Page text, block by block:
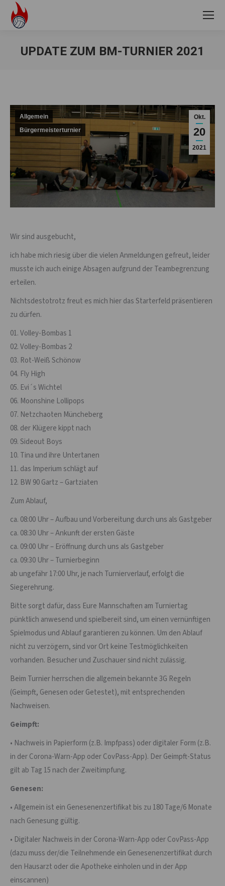
UPDATE ZUM BM-TURNIER 2021
Okt.
20
2021
Allgemein
Bürgermeisterturnier
Wir sind ausgebucht,
ich habe mich riesig über die vielen Anmeldungen gefreut, leider
musste ich auch einige Absagen aufgrund der Teambegrenzung
erteilen.
Nichtsdestotrotz freut es mich hier das Starterfeld präsentieren
zu dürfen.
01. Volley-Bombas 1
02. Volley-Bombas 2
03. Rot-Weiß Schönow
04. Fly High
05. Evi´s Wichtel
06. Moonshine Lollipops
07. Netzchaoten Müncheberg
08. der Klügere kippt nach
09. Sideout Boys
10. Tina und ihre Untertanen
11. das Imperium schlägt auf
12. BW 90 Gartz – Gartziaten
Zum Ablauf,
ca. 08:00 Uhr – Aufbau und Vorbereitung durch uns als Gastgeber
ca. 08:30 Uhr – Ankunft der ersten Gäste
ca. 09:00 Uhr – Eröffnung durch uns als Gastgeber
ca. 09:30 Uhr – Turnierbeginn
ab ungefähr 17:00 Uhr, je nach Turnierverlauf, erfolgt die
Siegerehrung.
Bitte sorgt dafür, dass Eure Mannschaften am Turniertag
pünktlich anwesend und spielbereit sind, um einen vernünftigen
Spielmodus und Ablauf garantieren zu können. Um den Ablauf
nicht zu verzögern, sind vor Ort keine Testmöglichkeiten
vorhanden. Besucher und Zuschauer sind nicht zulässig.
Beim Turnier herrschen die allgemein bekannte 3G Regeln
(Geimpft, Genesen oder Getestet), mit entsprechenden
Nachweisen.
Geimpft:
• Nachweis in Papierform (z.B. Impfpass) oder digitaler Form (z.B.
in der Corona-Warn-App oder CovPass-App). Der Geimpft-Status
gilt ab Tag 15 nach der Zweitimpfung.
Genesen:
• Allgemein ist ein Genesenenzertifikat bis zu 180 Tage/6 Monate
nach Genesung gültig.
• Digitaler Nachweis in der Corona-Warn-App oder CovPass-App
(dazu muss der/die Teilnehmende ein Genesenenzertifikat durch
den Hausarzt oder die Apotheke einholen und in der App
einscannen)